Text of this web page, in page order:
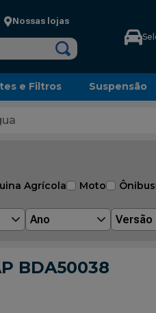
Nossas lojas
e Filtros Suspensão
Agrícola Moto Ônibus
Ano Versão
BDA50038